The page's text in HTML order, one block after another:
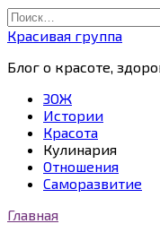
Перейти
к
содержанию
Search
for:
Красивая группа
Блог о красоте,
ЗОЖ
Истории
Красота
Кулинария
Отношения
Саморазвитие
Главная